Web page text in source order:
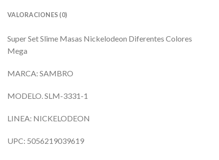
VALORACIONES (0)
Super Set Slime Masas Nickelodeon Diferentes Colores
Mega
MARCA: SAMBRO
MODELO. SLM-3331-1
LINEA: NICKELODEON
UPC: 5056219039619